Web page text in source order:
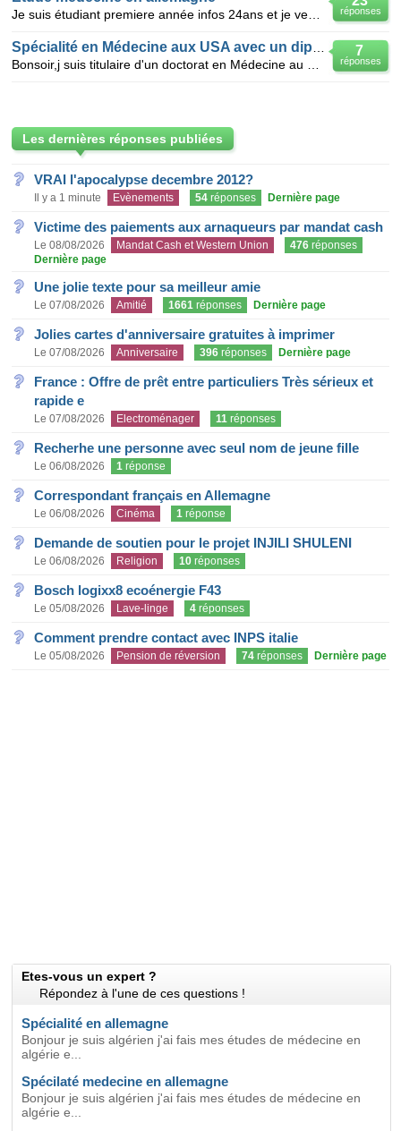
réponses
7
réponses
Les dernières réponses publiées
VRAI l'apocalypse decembre 2012?
Il y a 1 minute Evènements 54 réponses Dernière page
Victime des paiements aux arnaqueurs par mandat cash
Le 08/08/2026 Mandat Cash et Western Union 476 réponses
Dernière page
Une jolie texte pour sa meilleur amie
Le 07/08/2026 Amitié 1661 réponses Dernière page
Jolies cartes d'anniversaire gratuites à imprimer
Le 07/08/2026 Anniversaire 396 réponses Dernière page
France : Offre de prêt entre particuliers Très sérieux et
rapide e
Le 07/08/2026 Electroménager 11 réponses
Recherhe une personne avec seul nom de jeune fille
Le 06/08/2026 1 réponse
Correspondant français en Allemagne
Le 06/08/2026 Cinéma 1 réponse
Demande de soutien pour le projet INJILI SHULENI
Le 06/08/2026 Religion 10 réponses
Bosch logixx8 ecoénergie F43
Le 05/08/2026 Lave-linge 4 réponses
Comment prendre contact avec INPS italie
Le 05/08/2026 Pension de réversion 74 réponses Dernière page
Etes-vous un expert ?
Répondez à l'une de ces questions !
Spécialité en allemagne
Bonjour je suis algérien j'ai fais mes études de médecine en
algérie e...
Spécilaté medecine en allemagne
Bonjour je suis algérien j'ai fais mes études de médecine en
algérie e...